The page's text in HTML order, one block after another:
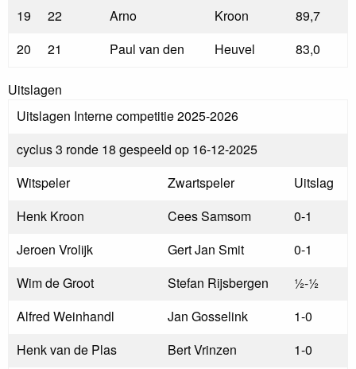
19
22 Arno Kroon
89,7
20
21 Paul van den Heuvel 83,0
Uitslagen
Uitslagen Interne competitie 2025-2026
cyclus 3 ronde 18 gespeeld op 16-12-2025
Witspeler
Zwartspeler
Uitslag
Henk Kroon
Cees Samsom
0-1
Jeroen Vrolijk
Gert Jan Smit
0-1
Wim de Groot
Stefan Rijsbergen
½-½
Alfred Weinhandl
Jan Gosselink
1-0
Henk van de Plas
Bert Vrinzen
1-0